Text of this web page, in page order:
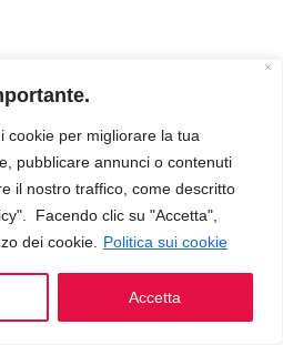
cookie per migliorare la tua
pubblicare annunci o contenuti
il nostro traffico, come descritto
Facendo clic su "Accetta",
dei cookie.
Politica sui cookie
Accetta